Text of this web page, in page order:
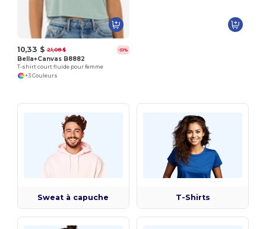
10,33 $ 21,08 $ -51%
Bella+Canvas B8882
T-shirt court fluide pour femme
+3 Couleurs
Sweat à capuche T-Shirts